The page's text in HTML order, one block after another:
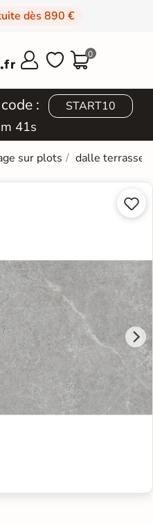
dès 890 €
  0
: START10
40s
sur plots dalle terrasse

